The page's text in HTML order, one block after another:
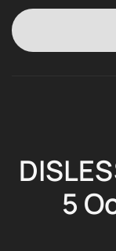
5